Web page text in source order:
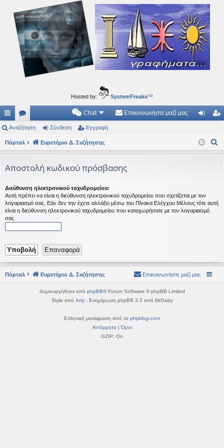
Ιδεογραφήματα
Αυτός ο τόπος φιλοδοξεί να ανοίγει μονοπάτια για τα συναρπαστικά και όμορφα ταξίδια του
Hosted by: SystemFreaks™
ρή
γο
ς
συ
νδ
έσ
εις
.
Συ
τή
σε
ις
Chat Επικοινωνήστε μαζί μας
δε ρα
Αναζήτηση Σύνδεση Εγγραφή
Πόρταλ Ευρετήριο Δ. Συζήτησης
Αποστολή κωδικού πρόσβασης
Διεύθυνση ηλεκτρονικού ταχυδρομείου:
Αυτή πρέπει να είναι η διεύθυνση ηλεκτρονικού ταχυδρομείου που σχετίζεται με τον
λογαριασμό σας. Εάν δεν την έχετε αλλάξει μέσω του Πίνακα Ελέγχου Μέλους τότε αυτή
είναι η διεύθυνση ηλεκτρονικού ταχυδρομείου που καταχωρήσατε με τον λογαριασμό
σας
Πόρταλ Ευρετήριο Δ. Συζήτησης Επικοινωνήστε μαζί μας
Δημιουργήθηκε από phpBB® Forum Software © phpBB Limited
Style από Arty- Ενημέρωση phpBB 3.2 από MrGaby
Ελληνική μετάφραση από το phpbbgr.com
Απόρρητο |Όροι
GZIP: On